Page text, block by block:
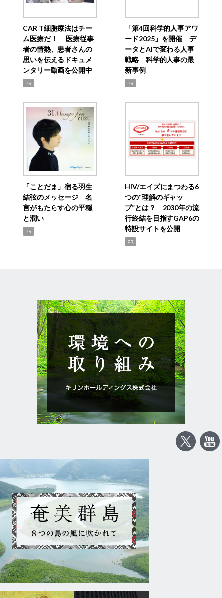
CAR T細胞療法はチー
ム医療だ！ 医療従事
者の情熱、患者さんの
思いを伝えるドキュメ
ンタリー動画を公開中
PR
「第4回科学的人事アワ
ード2025」を開催 デ
ータとAIで変わる人事
戦略 科学的人事の最
新事例
PR
「ことだま」宿る羽生
結弦のメッセージ 名
言がもたらす心の平穏
と潤い
PR
HIV/エイズにまつわる6
つの“理解のギャッ
プ”とは？ 2030年の流
行終結を目指すGAP6の
特設サイトを公開
PR